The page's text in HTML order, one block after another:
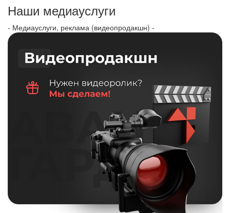
Наши медиауслуги
- Медиауслуги, реклама (видеопродакшн) -